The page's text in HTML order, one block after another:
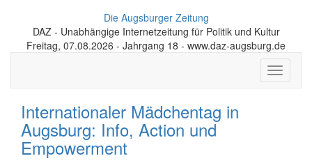
Die Augsburger Zeitung
DAZ - Unabhängige Internetzeitung für Politik und Kultur
Freitag, 07.08.2026 - Jahrgang 18 - www.daz-augsburg.de
Toggle
Internationaler Mädchentag in
Augsburg: Info, Action und
Empowerment